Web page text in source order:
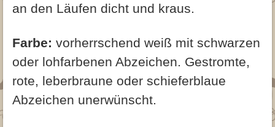
an den Läufen dicht und kraus.
Farbe: vorherrschend weiß mit schwarzen
oder lohfarbenen Abzeichen. Gestromte,
rote, leberbraune oder schieferblaue
Abzeichen unerwünscht.